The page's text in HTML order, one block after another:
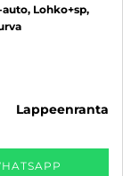
Lohko+sp,
lappeenranta